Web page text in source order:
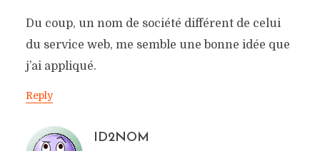
Du coup, un nom de société différent de celui
du service web, me semble une bonne idée que
j’ai appliqué.
Reply
ID2NOM